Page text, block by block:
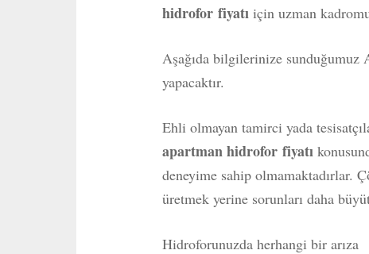
hidrofor fiyatı için uzman
Aşağıda bilgilerinize sunduğumuz
yapacaktır.
Ehli olmayan tamirci yada
apartman hidrofor fiyatı
deneyime sahip olmamaktadırlar.
üretmek yerine sorunları daha
Hidroforunuzda herhangi bir arıza